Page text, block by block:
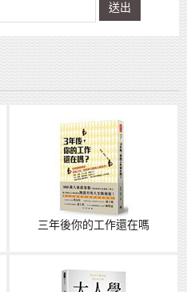
送出
三年後你的工作還在嗎